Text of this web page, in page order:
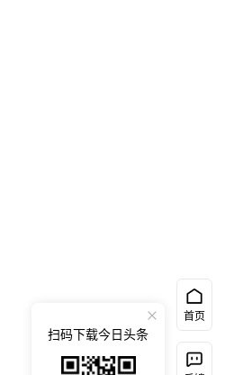
首页
扫码下载今日头条